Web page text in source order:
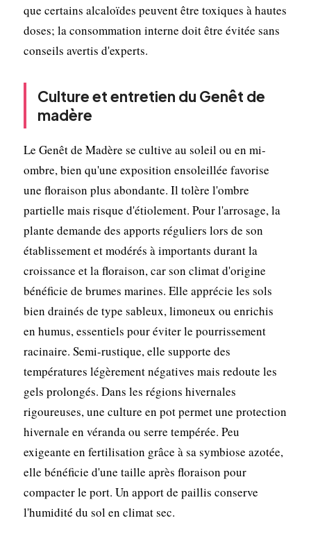
que certains alcaloïdes peuvent être toxiques à hautes
doses; la consommation interne doit être évitée sans
conseils avertis d'experts.
Culture et entretien du Genêt de
madère
Le Genêt de Madère se cultive au soleil ou en mi-
ombre, bien qu'une exposition ensoleillée favorise
une floraison plus abondante. Il tolère l'ombre
partielle mais risque d'étiolement. Pour l'arrosage, la
plante demande des apports réguliers lors de son
établissement et modérés à importants durant la
croissance et la floraison, car son climat d'origine
bénéficie de brumes marines. Elle apprécie les sols
bien drainés de type sableux, limoneux ou enrichis
en humus, essentiels pour éviter le pourrissement
racinaire. Semi-rustique, elle supporte des
températures légèrement négatives mais redoute les
gels prolongés. Dans les régions hivernales
rigoureuses, une culture en pot permet une protection
hivernale en véranda ou serre tempérée. Peu
exigeante en fertilisation grâce à sa symbiose azotée,
elle bénéficie d'une taille après floraison pour
compacter le port. Un apport de paillis conserve
l'humidité du sol en climat sec.